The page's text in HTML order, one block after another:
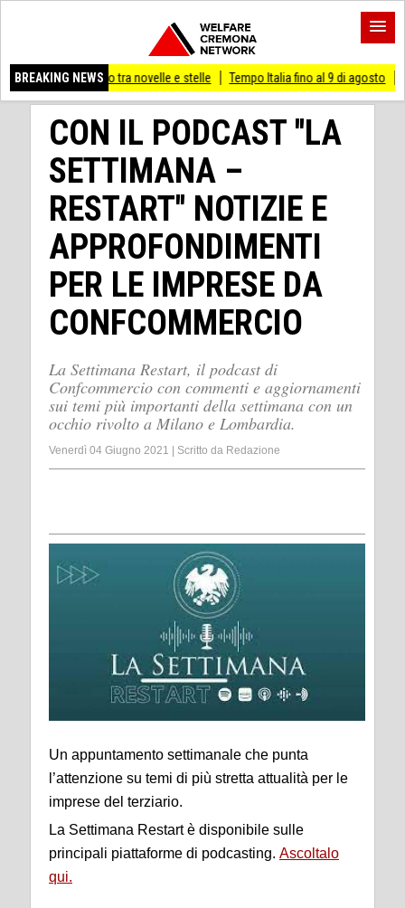
BREAKING NEWS
tra novelle e stelle Tempo Italia fino al 9 di agosto (Mi) PIANO
CON IL PODCAST ''LA
SETTIMANA –
RESTART'' NOTIZIE E
APPROFONDIMENTI
PER LE IMPRESE DA
CONFCOMMERCIO
La Settimana Restart, il podcast di
Confcommercio con commenti e aggiornamenti
sui temi più importanti della settimana con un
occhio rivolto a Milano e Lombardia.
Venerdì 04 Giugno 2021 Scritto da Redazione
Un appuntamento settimanale che punta
l’attenzione su temi di più stretta attualità per le
imprese del terziario.
La Settimana Restart è disponibile sulle
principali piattaforme di podcasting. Ascoltalo
qui.